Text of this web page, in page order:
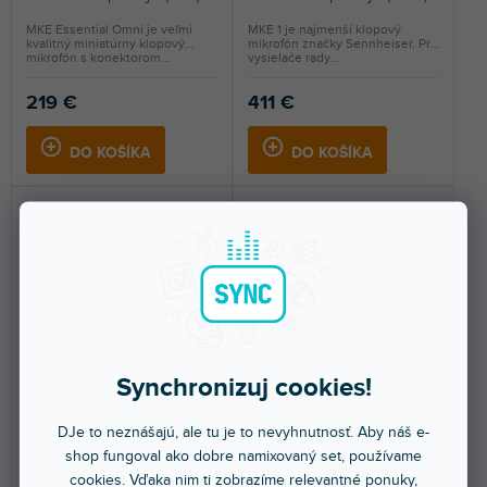
Synchronizuj cookies!
DJe to neznášajú, ale tu je to nevyhnutnosť. Aby náš e-
shop fungoval ako dobre namixovaný set, používame
cookies. Vďaka nim ti zobrazíme relevantné ponuky,
219 €
DO KOŠÍKA
MKE Essential Omni je veľmi
kvalitný miniatúrny klopový
mikrofón s konektorom...
411 €
DO KOŠÍKA
MKE 1 je najmenší klopový
mikrofón značky Sennheiser. Pre
vysielače rady...
MKE 2-4 GOLD-C
Skladom na predajni (8 ks)
MKE 2-5-3 GOLD-C
Skladom na predajni (4 ks)